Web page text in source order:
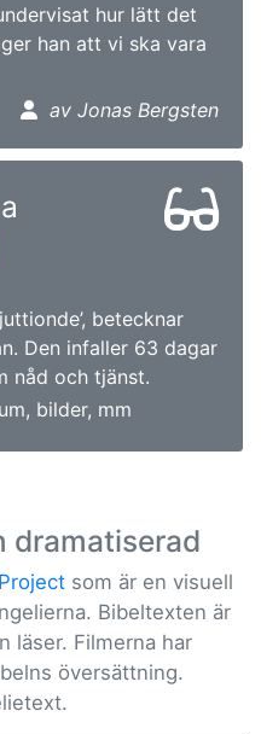
hur lätt det
han att vi ska vara
av Jonas Bergsten
betecknar
Den infaller 63 dagar
nåd och tjänst.
bilder, mm
dramatiserad
som är en visuell
Bibeltexten är
läser. Filmerna har
översättning.